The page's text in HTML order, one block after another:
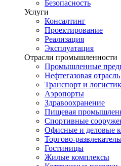
Безопасность
Услуги
Консалтинг
Проектирование
Реализация
Эксплуатация
Отрасли промышленности
Промышленные
Нефтегазовая отрасль
Транспорт и
Аэропорты
Здравоохранение
Пищевая
Спортивные
Офисные и деловые
Торгово-
Гостиницы
Жилые комплексы